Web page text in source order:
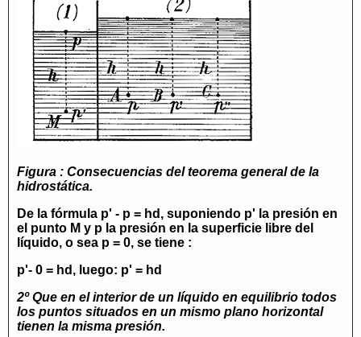
Figura : Consecuencias del teorema general de la
hidrostática.
De la fórmula p' - p = hd , suponiendo p' la presión en
el punto M y p la presión en la superficie libre del
líquido, o sea p = 0, se tiene :
p'- 0 = hd , luego: p' = hd
2º Que en el interior de un líquido en equilibrio todos
los puntos situados en un mismo plano horizontal
tienen la misma presión.